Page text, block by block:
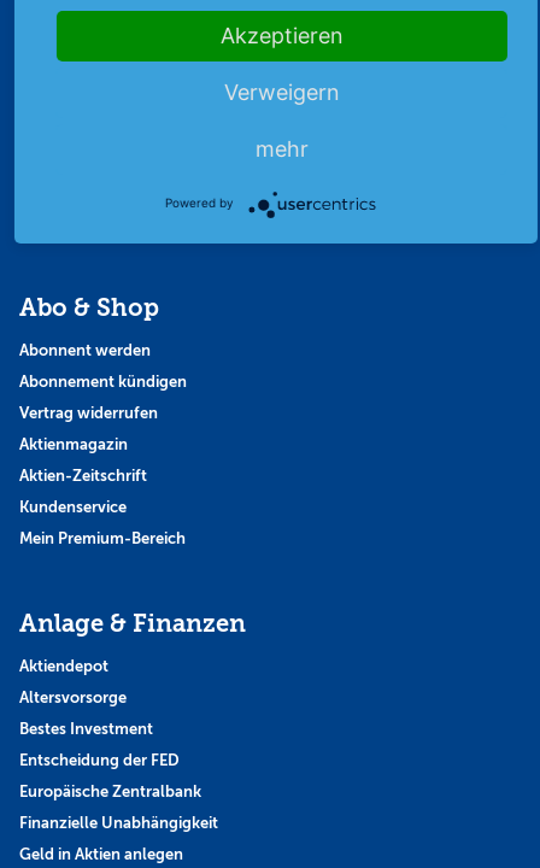
Börsennews
Abo & Shop
Abonnent werden
Abonnement kündigen
Vertrag widerrufen
Aktienmagazin
Aktien-Zeitschrift
Kundenservice
Mein Premium-Bereich
Anlage & Finanzen
Aktiendepot
Altersvorsorge
Bestes Investment
Entscheidung der FED
Europäische Zentralbank
Finanzielle Unabhängigkeit
Geld in Aktien anlegen
Akzeptieren
Verweigern
mehr
Powered by